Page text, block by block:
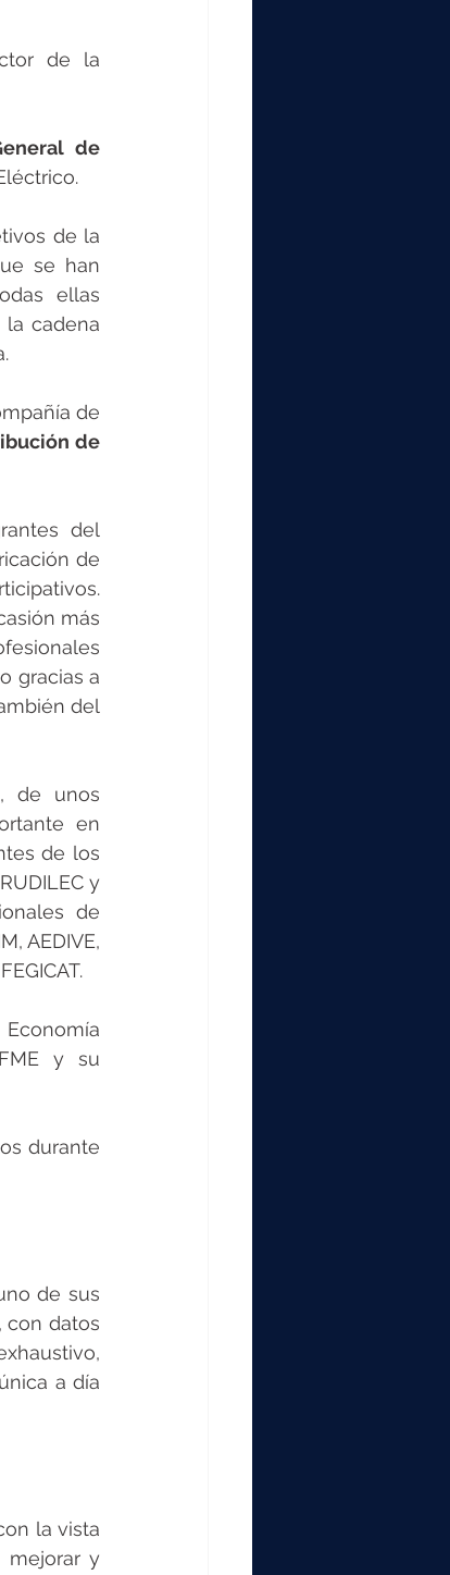
de la
de
de la
se han
ellas
cadena
de
de
del
de
más
gracias a
del
de unos
en
de los
y
de
AEDIVE,
y su
durante
de sus
con datos
a día
la vista
mejorar y